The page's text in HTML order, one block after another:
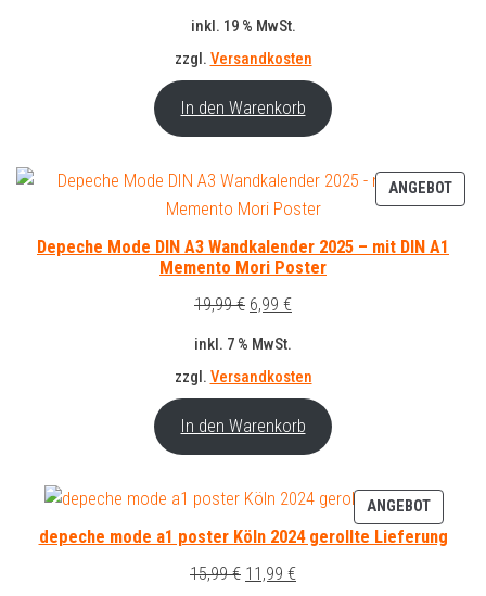
26,99 €19,99 €.
inkl. 19 % MwSt.
zzgl. Versandkosten
In den Warenkorb
ANGEBOT
IM
Depeche Mode DIN A3 Wandkalender 2025 – mit DIN A1
Memento Mori Poster
19,99€ Ursprünglicher
19,99 €
6,99 €Aktueller
6,99 €.
inkl. 7 % MwSt.
zzgl. Versandkosten
In den Warenkorb
ANGEBOT
IM
depeche mode a1 poster Köln 2024 gerollte Lieferung
15,99€ Ursprünglicher
11,99 €Aktueller